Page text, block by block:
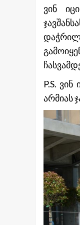
ვინ
P.S.
არმიას